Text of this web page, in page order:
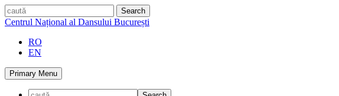
Skip
to
caută
Centrul Național al Dansului București
RO
EN
Primary Menu